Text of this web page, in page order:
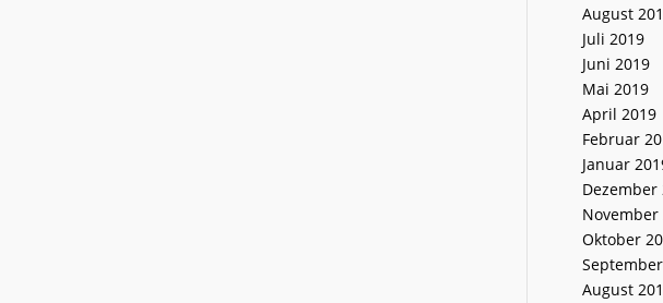
August
Juli 2019
Juni 2019
Mai 2019
April 2019
Februar
Januar
Dezember
November
Oktober
August